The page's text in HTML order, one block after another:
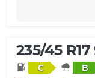
235/45 R17
C B